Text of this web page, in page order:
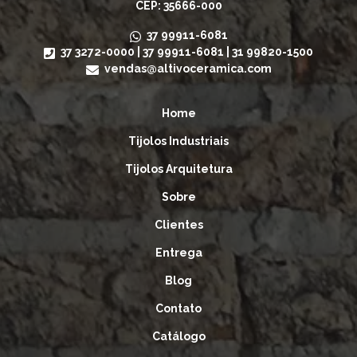
CEP: 35666-000
37 99911-6081
37 3272-0000
37 99911-6081
31 99820-1500
vendas@altivoceramica.com
Home
Tijolos Industriais
Tijolos Arquitetura
Sobre
Clientes
Entrega
Blog
Contato
Catálogo